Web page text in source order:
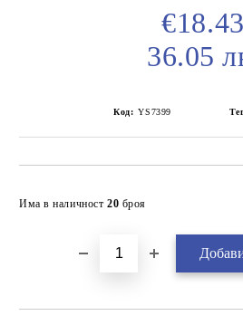
€18.43
36.05
Код: YS7399
Има в наличност 20 броя